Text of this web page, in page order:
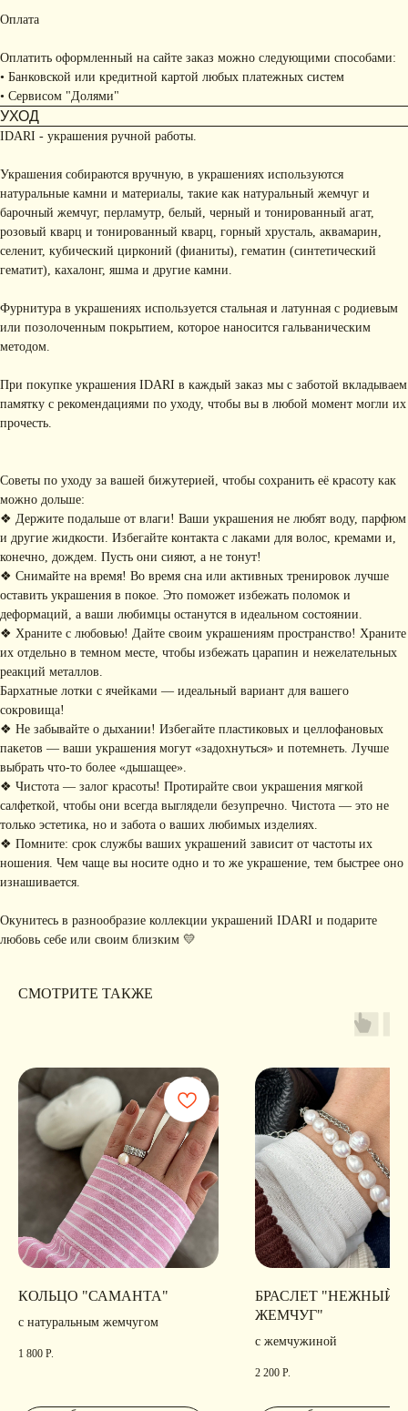
Оплата
Оплатить оформленный на сайте заказ можно следующими способами:
• Банковской или кредитной картой любых платежных систем
• Сервисом "Долями"
УХОД
IDARI - украшения ручной работы.
Украшения собираются вручную, в украшениях используются
натуральные камни и материалы, такие как натуральный жемчуг и
барочный жемчуг, перламутр, белый, черный и тонированный агат,
розовый кварц и тонированный кварц, горный хрусталь, аквамарин,
селенит, кубический цирконий (фианиты), гематин (синтетический
гематит), кахалонг, яшма и другие камни.
Фурнитура в украшениях используется стальная и латунная с родиевым
или позолоченным покрытием, которое наносится гальваническим
методом.
При покупке украшения IDARI в каждый заказ мы с заботой вкладываем
памятку с рекомендациями по уходу, чтобы вы в любой момент могли их
прочесть.
Советы по уходу за вашей бижутерией, чтобы сохранить её красоту как
можно дольше:
❖ Держите подальше от влаги! Ваши украшения не любят воду, парфюм
и другие жидкости. Избегайте контакта с лаками для волос, кремами и,
конечно, дождем. Пусть они сияют, а не тонут!
❖ Снимайте на время! Во время сна или активных тренировок лучше
оставить украшения в покое. Это поможет избежать поломок и
деформаций, а ваши любимцы останутся в идеальном состоянии.
❖ Храните с любовью! Дайте своим украшениям пространство! Храните
их отдельно в темном месте, чтобы избежать царапин и нежелательных
реакций металлов.
Бархатные лотки с ячейками — идеальный вариант для вашего
сокровища!
❖ Не забывайте о дыхании! Избегайте пластиковых и целлофановых
пакетов — ваши украшения могут «задохнуться» и потемнеть. Лучше
выбрать что-то более «дышащее».
❖ Чистота — залог красоты! Протирайте свои украшения мягкой
салфеткой, чтобы они всегда выглядели безупречно. Чистота — это не
только эстетика, но и забота о ваших любимых изделиях.
❖ Помните: срок службы ваших украшений зависит от частоты их
ношения. Чем чаще вы носите одно и то же украшение, тем быстрее оно
изнашивается.
Окунитесь в разнообразие коллекции украшений IDARI и подарите
любовь себе или своим близким 💛
СМОТРИТЕ ТАКЖЕ
КОЛЬЦО "САМАНТА"
с натуральным жемчугом
1 800 Р.
БРАСЛЕТ "НЕЖНЫЙ
ЖЕМЧУГ"
с жемчужиной
2 200 Р.
ПОДПИШИТЕСЬ НА
РАССЫЛКУ
Я соглашаюсь с обработкой персональных данных в соответствии с
конфиденциальности
на получение рекламной рассылки
подписаться
по уходу
• Главная
idari.brand@mail.ru
+ 7 (916) 958-00-78
оферты
конфиденциальности
ИП Хайруллина Сюзанна
ИНФОРМАЦИЯ
Рассказываем о новых
коллекциях, акциях и трендах
РАЗДЕЛЫ ИНТЕРНЕТ-
МАГАЗИНА
Instagram принадлежит компании Meta,